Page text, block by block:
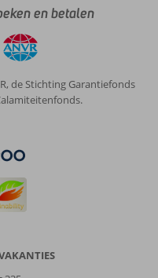
en betalen
de Stichting Garantiefonds